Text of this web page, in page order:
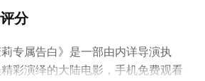
分
专属告白》是一部由内详导演执
彩演绎的大陆电影，手机免费观看